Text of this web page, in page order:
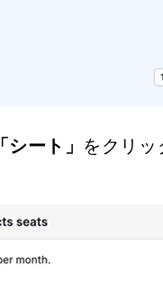
「シート」 をクリッ